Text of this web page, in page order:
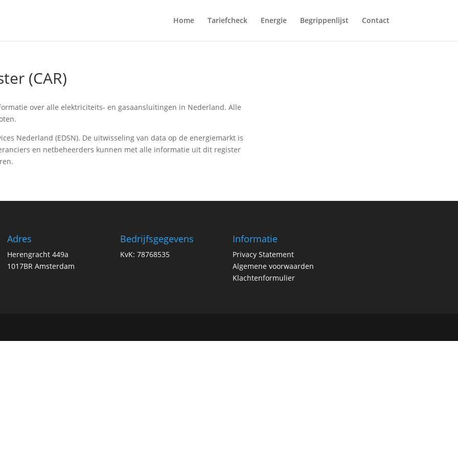
Home Tariefcheck Energie Begrippenlijst Contact
(CAR)
over alle elektriciteits- en gasaansluitingen in Nederland. Alle
Nederland (EDSN). De uitwisseling van data op de energiemarkt is
en netbeheerders kunnen met alle informatie uit dit register
Adres
Herengracht 449a
1017BR Amsterdam
Bedrijfsgegevens
KvK: 78768535
Informatie
Privacy Statement
Algemene voorwaarden
Klachtenformulier